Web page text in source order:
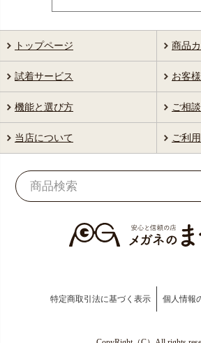
トップページ 商品
試着サービス お客
機能と選び方 ご相
当店について ご利
特定商取引法に基づく表示 個人情報